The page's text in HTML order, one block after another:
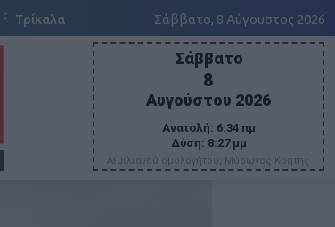
C Τρίκαλα Σάββατο, 8 Αύγουστος 2026
Σάββατο
8
Αυγούστου 2026
Ανατολή: 6:34 πμ
Δύση: 8:27 μμ
Αιμιλιανού ομολογήτου, Μύρωνος Κρήτης